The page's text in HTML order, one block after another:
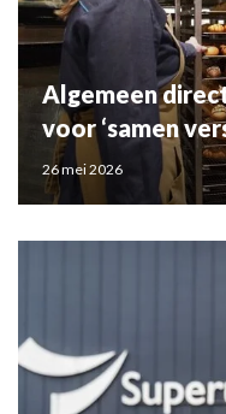
Algemeen
voor ‘samen
26 mei 2026